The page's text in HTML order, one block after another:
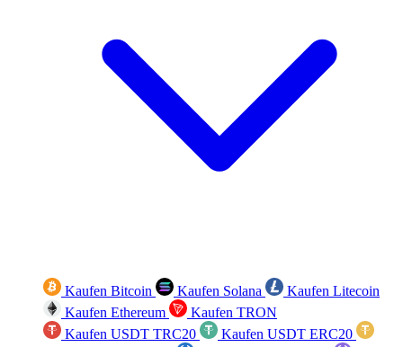
Kaufen Bitcoin Kaufen Solana
Kaufen Litecoin
Kaufen Ethereum
Kaufen TRON
Kaufen USDT TRC20
Kaufen USDT ERC20